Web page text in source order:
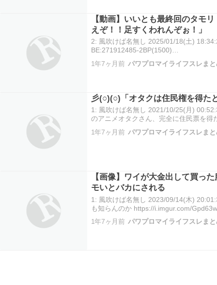
【動画】いいとも最終回のタモ
えぞ！！足すくわれんぞぉ！」
2: 風吹けば名無し 2025/01/18(土)
BE:271912485-2BP(1500)
https://video.twimg.com/amplify_video/
1年7ヶ月前 パワプロマイライフスレま
彡(○)(○)「オタクは住民権を得た
1: 風吹けば名無し 2021/10/25(月)
のアニメオタクさん、完全に住民票を得
https://swallow.5ch.net/test/read.cgi/
1年7ヶ月前 パワプロマイライフスレま
【画像】ワイが大金出して買っ
モいとバカにされる
1: 風吹けば名無し 2023/09/14(木)
も知らんのか https://i.imgur.com/
1年7ヶ月前 パワプロマイライフスレま